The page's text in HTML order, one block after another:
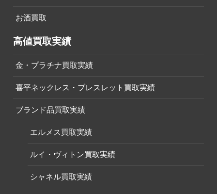
お酒買取
高値買取実績
金・プラチナ買取実績
喜平ネックレス・ブレスレット買取実績
ブランド品買取実績
エルメス買取実績
ルイ・ヴィトン買取実績
シャネル買取実績